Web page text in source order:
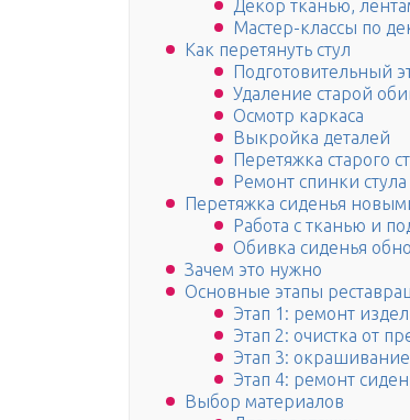
Декор тканью,
Мастер-классы по
Как перетянуть стул
Подготовительный
Удаление старой
Осмотр каркаса
Выкройка деталей
Перетяжка старого
Ремонт спинки стула
Перетяжка сиденья
Работа с тканью и
Обивка сиденья
Зачем это нужно
Основные этапы
Этап 1: ремонт
Этап 2: очистка от
Этап 3: окрашивание
Этап 4: ремонт
Выбор материалов